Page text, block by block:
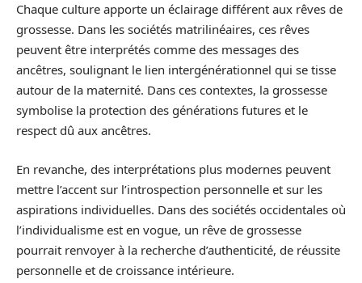
Chaque culture apporte un éclairage différent aux rêves de
grossesse. Dans les sociétés matrilinéaires, ces rêves
peuvent être interprétés comme des messages des
ancêtres, soulignant le lien intergénérationnel qui se tisse
autour de la maternité. Dans ces contextes, la grossesse
symbolise la protection des générations futures et le
respect dû aux ancêtres.
En revanche, des interprétations plus modernes peuvent
mettre l’accent sur l’introspection personnelle et sur les
aspirations individuelles. Dans des sociétés occidentales où
l’individualisme est en vogue, un rêve de grossesse
pourrait renvoyer à la recherche d’authenticité, de réussite
personnelle et de croissance intérieure.